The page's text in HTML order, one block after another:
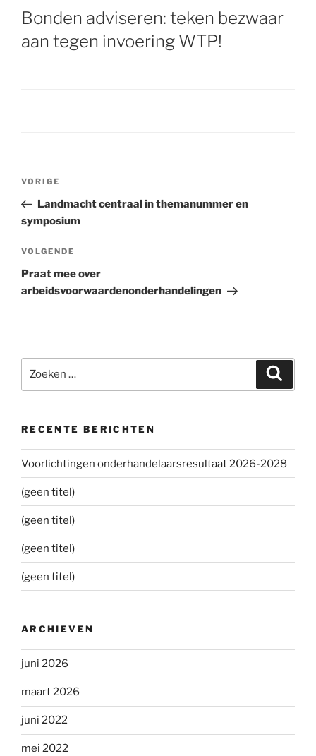
Bonden adviseren: teken bezwaar
aan tegen invoering WTP!
Bericht
Vorig
bericht
VORIGE
Landmacht centraal in themanummer en
symposium
Volgend
bericht
VOLGENDE
Praat mee over
arbeidsvoorwaardenonderhandelingen
Zoeken
RECENTE BERICHTEN
Voorlichtingen onderhandelaarsresultaat 2026-2028
(geen titel)
(geen titel)
(geen titel)
(geen titel)
ARCHIEVEN
juni 2026
maart 2026
juni 2022
mei 2022